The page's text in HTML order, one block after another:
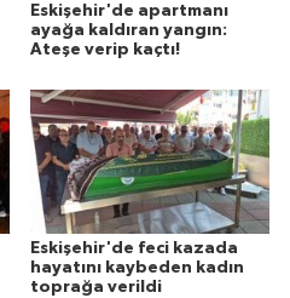
Eskişehir'de apartmanı
ayağa kaldıran yangın:
Ateşe verip kaçtı!
Eskişehir'de feci kazada
hayatını kaybeden kadın
toprağa verildi